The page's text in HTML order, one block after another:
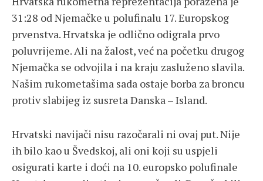
31:28 od Njemačke u polufinalu 17. Europskog
prvenstva. Hrvatska je odlično odigrala prvo
poluvrijeme. Ali na žalost, već na početku drugog
Njemačka se odvojila i na kraju zasluženo slavila.
Našim rukometašima sada ostaje borba za broncu
protiv slabijeg iz susreta Danska – Island.
Hrvatski navijači nisu razočarali ni ovaj put. Nije
ih bilo kao u Švedskoj, ali oni koji su uspjeli
osigurati karte i doći na 10. europsko polufinale